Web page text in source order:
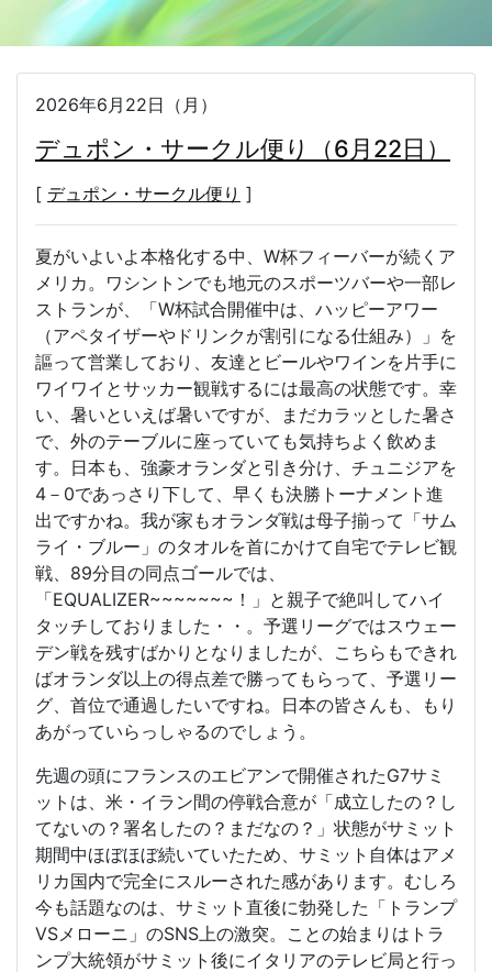
2026年6月22日（月）
デュポン・サークル便り（6月22日）
[ デュポン・サークル便り ]
夏がいよいよ本格化する中、W杯フィーバーが続くア
メリカ。ワシントンでも地元のスポーツバーや一部レ
ストランが、「W杯試合開催中は、ハッピーアワー
（アペタイザーやドリンクが割引になる仕組み）」を
謳って営業しており、友達とビールやワインを片手に
ワイワイとサッカー観戦するには最高の状態です。幸
い、暑いといえば暑いですが、まだカラッとした暑さ
で、外のテーブルに座っていても気持ちよく飲めま
す。日本も、強豪オランダと引き分け、チュニジアを
4－0であっさり下して、早くも決勝トーナメント進
出ですかね。我が家もオランダ戦は母子揃って「サム
ライ・ブルー」のタオルを首にかけて自宅でテレビ観
戦、89分目の同点ゴールでは、
「EQUALIZER~~~~~~~！」と親子で絶叫してハイ
タッチしておりました・・。予選リーグではスウェー
デン戦を残すばかりとなりましたが、こちらもできれ
ばオランダ以上の得点差で勝ってもらって、予選リー
グ、首位で通過したいですね。日本の皆さんも、もり
あがっていらっしゃるのでしょう。
先週の頭にフランスのエビアンで開催されたG7サミ
ットは、米・イラン間の停戦合意が「成立したの？し
てないの？署名したの？まだなの？」状態がサミット
期間中ほぼほぼ続いていたため、サミット自体はアメ
リカ国内で完全にスルーされた感があります。むしろ
今も話題なのは、サミット直後に勃発した「トランプ
VSメローニ」のSNS上の激突。ことの始まりはトラ
ンプ大統領がサミット後にイタリアのテレビ局と行っ